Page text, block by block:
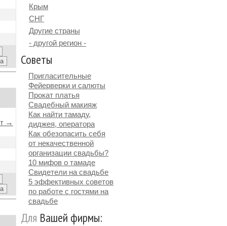
→
Крым
СНГ
Другие страны
- другой регион -
Советы
Пригласительные
Фейерверки и салюты
Прокат платья
Свадебный макияж
Как найти тамаду,
диджея, оператора
Как обезопасить себя
от некачественной
организации свадьбы?
10 мифов о тамаде
Свидетели на свадьбе
5 эффективных советов
по работе с гостями на
свадьбе
Для Вашей фирмы: